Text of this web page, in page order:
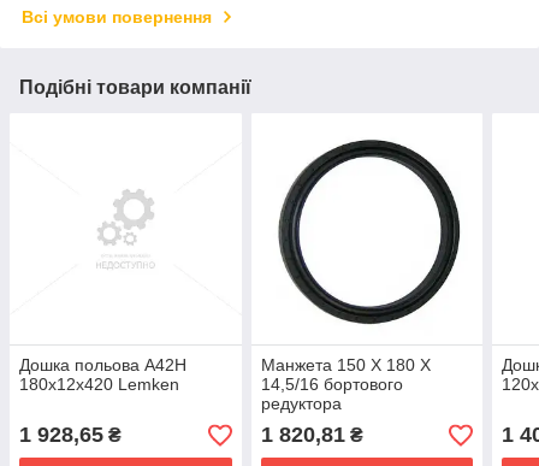
Всі умови повернення
Подібні товари компанії
Дошка польова A42H
180x12x420 Lemken
1 928,65 ₴
Манжета 150 X 180 X
14,5/16 бортового
редуктора
(87415728/247546A1/87313744/
JD (GRANIT)
1 820,81₴ 1